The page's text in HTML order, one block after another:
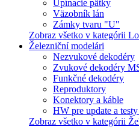
Upínacie pätky
Väzobník lán
Zámky tvaru "U"
Zobraz všetko v kategórii
Železniční modelári
Nezvukové dekodéry
Zvukové dekodéry
Funkčné dekodéry
Reproduktory
Konektory a káble
HW pre update a
Zobraz všetko v kategórii